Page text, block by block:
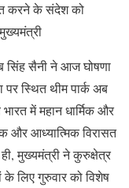
करने के संदेश को
सिंह सैनी ने आज घोषणा
पर स्थित थीम पार्क अब
में महान धार्मिक और
और आध्यात्मिक विरासत
मुख्यमंत्री ने कुरुक्षेत्र
के लिए गुरुवार को विशेष